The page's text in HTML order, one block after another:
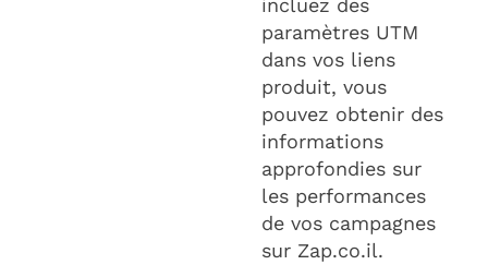
paramètres UTM
dans vos liens
produit, vous
pouvez obtenir des
informations
approfondies sur
les performances
de vos campagnes
sur Zap.co.il.